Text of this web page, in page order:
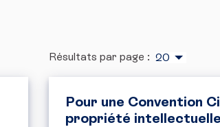
Résultats par page : 20
Pour une Convention
propriété intellectuelle